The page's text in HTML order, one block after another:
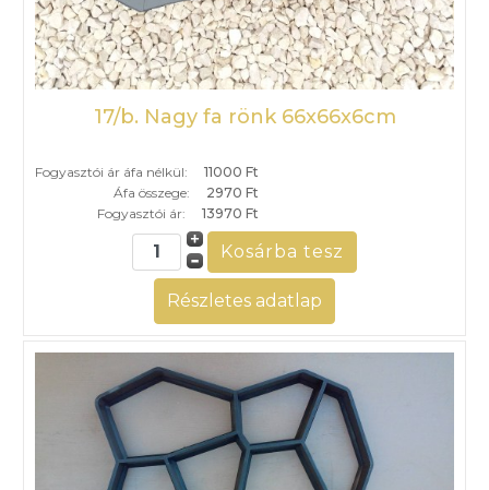
17/b. Nagy fa rönk 66x66x6cm
Fogyasztói ár áfa nélkül:
11000 Ft
Áfa összege:
2970 Ft
Fogyasztói ár:
13970 Ft
Részletes adatlap